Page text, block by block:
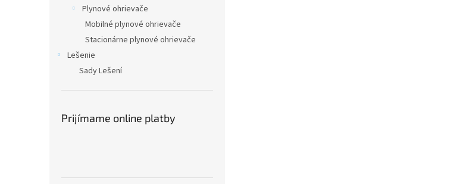
Plynové ohrievače
Mobilné plynové ohrievače
Stacionárne plynové ohrievače
Lešenie
Sady Lešení
Prijímame online platby